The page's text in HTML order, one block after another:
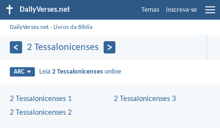
DailyVerses.net Temas Inscreva-se
DailyVerses.net ›Livros da Bíblia
2 Tessalonicenses
ARC Leia2 Tessalonicenses online
2 Tessalonicenses 1
2 Tessalonicenses 2
2 Tessalonicenses 3